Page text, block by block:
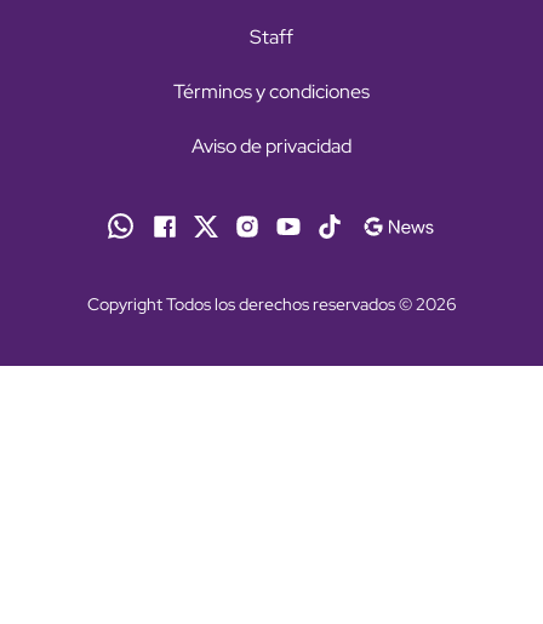
Staff
Términos y condiciones
Aviso de privacidad
Copyright Todos los derechos reservados © 2026